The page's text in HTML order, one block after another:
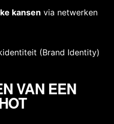
kansen via netwerken
(Brand Identity)
VAN EEN